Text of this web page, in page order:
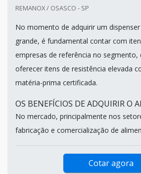
REMANOX / OSASCO - SP
No momento de adquirir um
grande, é fundamental contar com
empresas de referência no segmento,
oferecer itens de resistência elevada
matéria-prima certificada.
OS BENEFÍCIOS DE ADQUIRIR O
No mercado, principalmente nos
fabricação e comercialização de
Cotar agora